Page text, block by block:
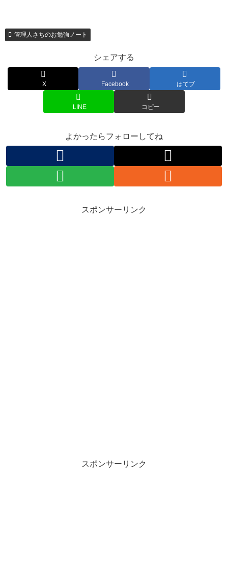
管理人さちのお勉強ノート
シェアする
X Facebook はてブ
LINE コピー
よかったらフォローしてね
スポンサーリンク
スポンサーリンク